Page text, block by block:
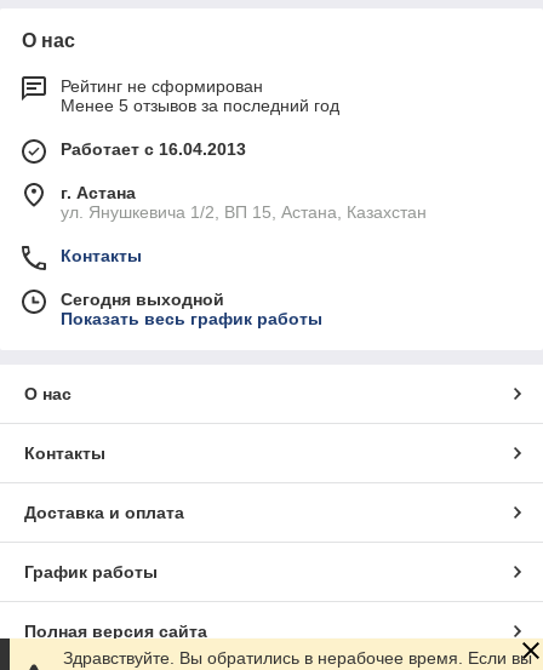
О нас
Рейтинг не сформирован
Менее 5 отзывов за последний год
Работает с 16.04.2013
г. Астана
ул. Янушкевича 1/2, ВП 15, Астана, Казахстан
Контакты
Сегодня выходной
Показать весь график работы
О нас
Контакты
Доставка и оплата
График работы
Полная версия сайта
Здравствуйте. Вы обратились в нерабочее время. Если вы